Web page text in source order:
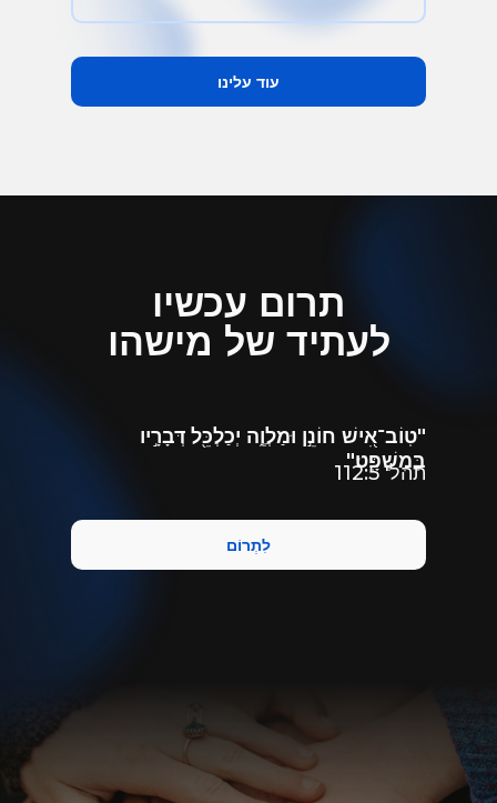
עוד עלינו
תרום עכשיו
לעתיד של מישהו
"טֽוֹב־אִ֭ישׁ חוֹנֵ֣ן וּמַלְוֶ֑ה יְכַלְכֵּ֖ל דְּבָרָ֣יו
בְּמִשְׁפָּֽט׃"
תהל' 112:5
לִתְרוֹם